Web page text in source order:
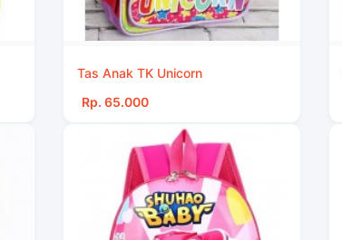
Tas Anak TK Unicorn
Rp. 65.000